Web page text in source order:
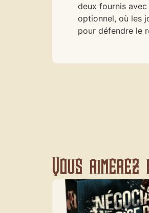
deux fournis
optionnel, où les
pour défendre le
Vous